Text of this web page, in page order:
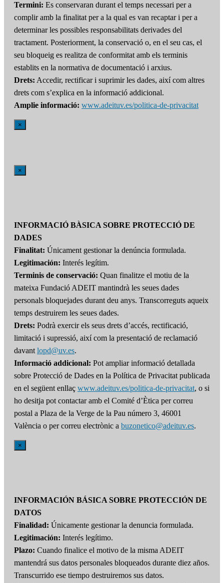
Termini: Es conservaran durant el temps necessari per a
complir amb la finalitat per a la qual es van recaptar i per a
determinar les possibles responsabilitats derivades del
tractament. Posteriorment, la conservació o, en el seu cas, el
seu bloqueig es realitza de conformitat amb els terminis
establits en la normativa de documentació i arxius.
Drets: Accedir, rectificar i suprimir les dades, així com altres
drets com s’explica en la informació addicional.
Amplie informació: www.adeituv.es/politica-de-privacitat
×
×
INFORMACIÓ BÀSICA SOBRE PROTECCIÓ DE
DADES
Finalitat: Únicament gestionar la denúncia formulada.
Legitimación: Interés legítim.
Terminis de conservació: Quan finalitze el motiu de la
mateixa Fundació ADEIT mantindrà les seues dades
personals bloquejades durant deu anys. Transcorreguts aqueix
temps destruirem les seues dades.
Drets: Podrà exercir els seus drets d’accés, rectificació,
limitació i supressió, així com la presentació de reclamació
davant lopd@uv.es.
Informació addicional: Pot ampliar informació detallada
sobre Protecció de Dades en la Política de Privacitat publicada
en el següent enllaç www.adeituv.es/politica-de-privacitat, o si
ho desitja pot contactar amb el Comité d’Ètica per correu
postal a Plaza de la Verge de la Pau número 3, 46001
València o per correu electrònic a buzonetico@adeituv.es.
×
INFORMACIÓN BÁSICA SOBRE PROTECCIÓN DE
DATOS
Finalidad: Únicamente gestionar la denuncia formulada.
Legitimación: Interés legítimo.
Plazo: Cuando finalice el motivo de la misma ADEIT
mantendrá sus datos personales bloqueados durante diez años.
Transcurrido ese tiempo destruiremos sus datos.